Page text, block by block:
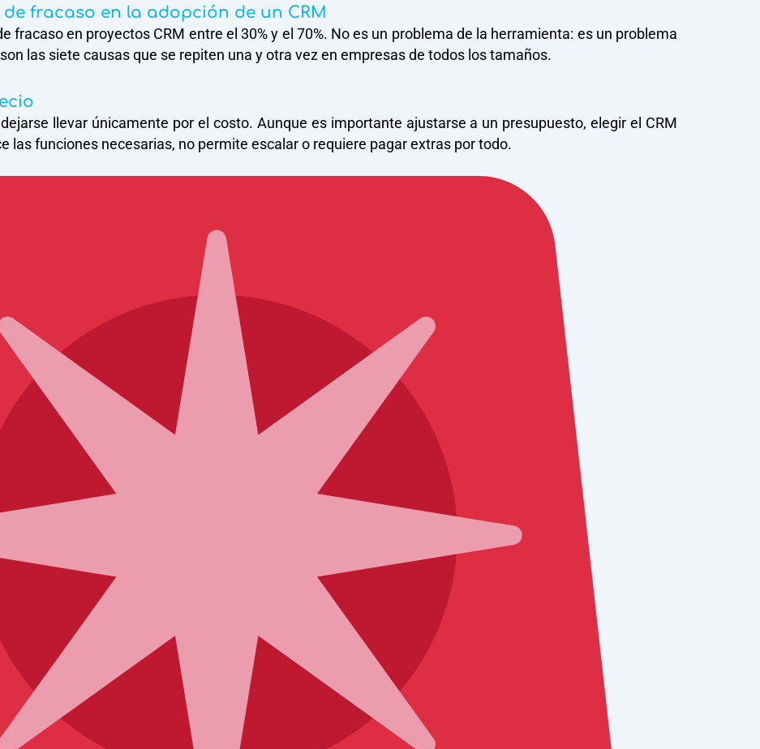
fracaso en la adopción de un CRM
fracaso en proyectos CRM entre el 30% y el 70%. No es un problema de la herramienta: es un problema
las siete causas que se repiten una y otra vez en empresas de todos los tamaños.
llevar únicamente por el costo. Aunque es importante ajustarse a un presupuesto, elegir el CRM
las funciones necesarias, no permite escalar o requiere pagar extras por todo.